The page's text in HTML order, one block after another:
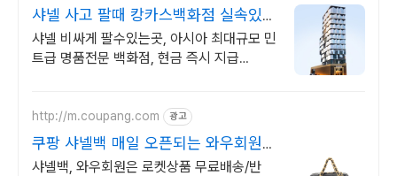
샤넬 사고 팔때 캉카스백화점 실속있고
합리적인 샤넬 쇼핑
샤넬 비싸게 팔수있는곳, 아시아 최대규모 민
트급 명품전문 백화점, 현금 즉시 지급
http://m.coupang.com 광고
쿠팡 샤넬백 매일 오픈되는 와우회원
특가
샤넬백, 와우회원은 로켓상품 무료배송/반